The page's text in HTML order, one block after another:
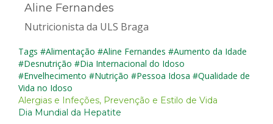
Aline Fernandes
Nutricionista da ULS Braga
Tags #Alimentação #Aline Fernandes #Aumento da Idade
#Desnutrição #Dia Internacional do Idoso
#Envelhecimento #Nutrição #Pessoa Idosa #Qualidade de
Vida no Idoso
Alergias e Infeções, Prevenção e Estilo de Vida
Dia Mundial da Hepatite